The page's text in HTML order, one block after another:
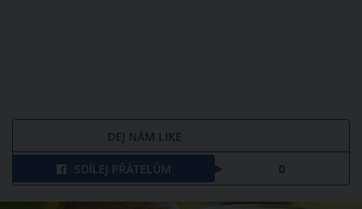
DEJ NÁM LIKE
SDÍLEJ PŘÁTELŮM 0